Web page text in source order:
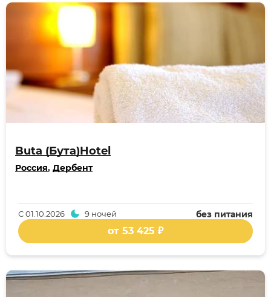
Buta (Бута)Hotel
Россия, Дербент
без питания
С01.10.2026 9 ночей
от 53 425 ₽